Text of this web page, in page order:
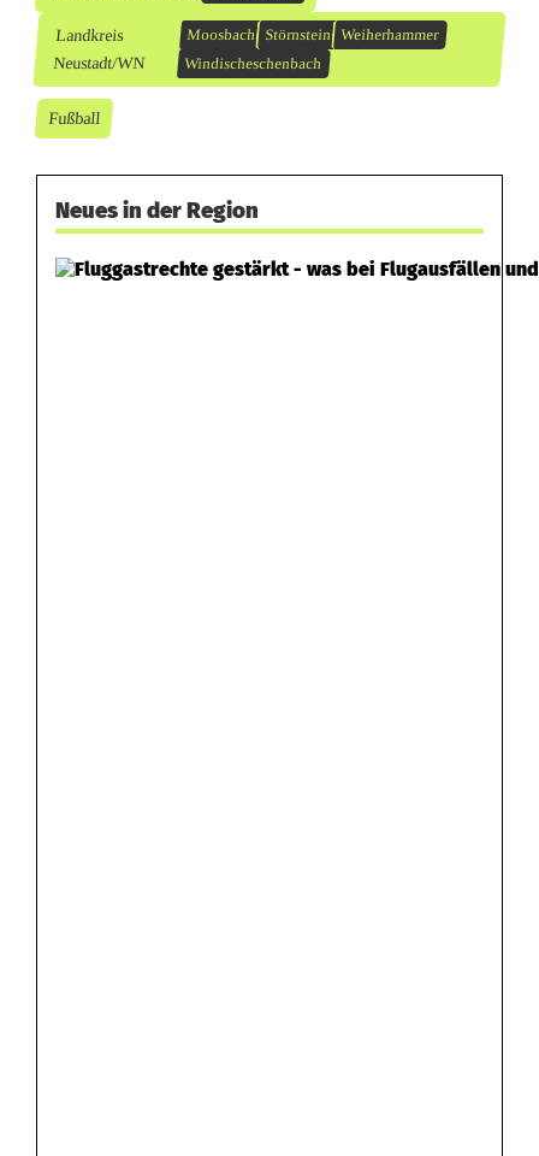
Landkreis
Neustadt/WN
Moosbach Störnstein Weiherhammer
Windischeschenbach
Fußball
Neues in der Region